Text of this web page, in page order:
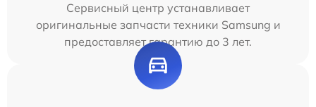
Сервисный центр устанавливает
оригинальные запчасти техники Samsung и
предоставляет гарантию до 3 лет.